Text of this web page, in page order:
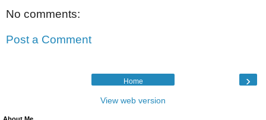
No comments:
Post a Comment
›
Home
View web version